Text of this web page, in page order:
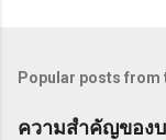
Popular posts from
ความสำคัญของ